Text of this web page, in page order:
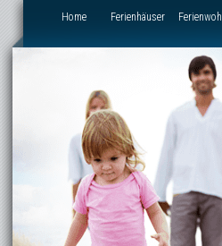
Direkt zum Inhalt
Home Ferienhäuser